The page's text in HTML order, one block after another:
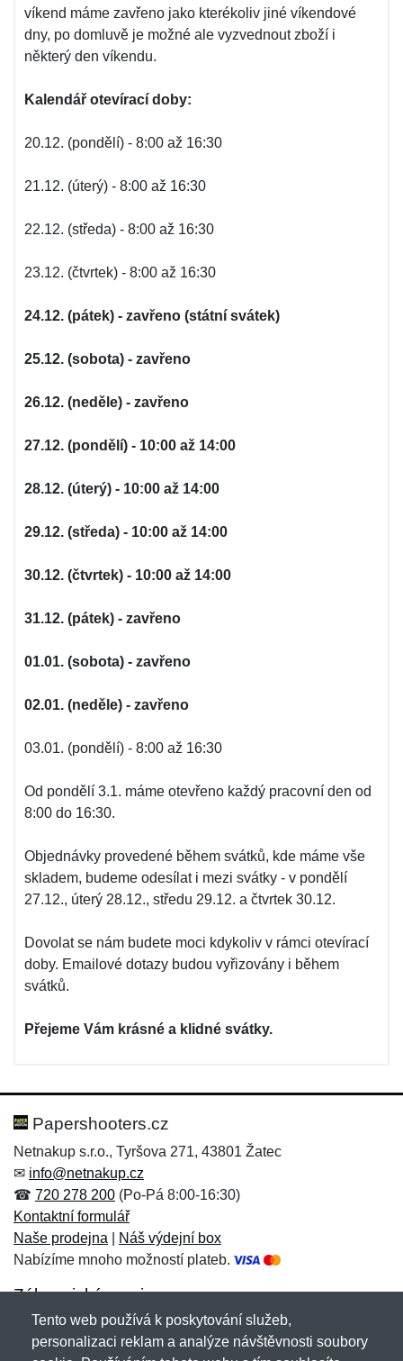
víkend máme zavřeno jako kterékoliv jiné víkendové
dny, po domluvě je možné ale vyzvednout zboží i
některý den víkendu.
Kalendář otevírací doby:
20.12. (pondělí) - 8:00 až 16:30
21.12. (úterý) - 8:00 až 16:30
22.12. (středa) - 8:00 až 16:30
23.12. (čtvrtek) - 8:00 až 16:30
24.12. (pátek) - zavřeno (státní svátek)
25.12. (sobota) - zavřeno
26.12. (neděle) - zavřeno
27.12. (pondělí) - 10:00 až 14:00
28.12. (úterý) - 10:00 až 14:00
29.12. (středa) - 10:00 až 14:00
30.12. (čtvrtek) - 10:00 až 14:00
31.12. (pátek) - zavřeno
01.01. (sobota) - zavřeno
02.01. (neděle) - zavřeno
03.01. (pondělí) - 8:00 až 16:30
Od pondělí 3.1. máme otevřeno každý pracovní den od
8:00 do 16:30.
Objednávky provedené během svátků, kde máme vše
skladem, budeme odesílat i mezi svátky - v pondělí
27.12., úterý 28.12., středu 29.12. a čtvrtek 30.12.
Dovolat se nám budete moci kdykoliv v rámci otevírací
doby. Emailové dotazy budou vyřizovány i během
svátků.
Přejeme Vám krásné a klidné svátky.
Papershooters.cz
Netnakup s.r.o., Tyršova 271, 43801 Žatec
✉ info@netnakup.cz
☎ 720 278 200 (Po-Pá 8:00-16:30)
Kontaktní formulář
Naše prodejna
Náš výdejní box
Nabízíme mnoho možností plateb.
Zákaznický servis
Novinky emailem
Tento web používá k poskytování služeb,
personalizaci reklam a analýze návštěvnosti soubory